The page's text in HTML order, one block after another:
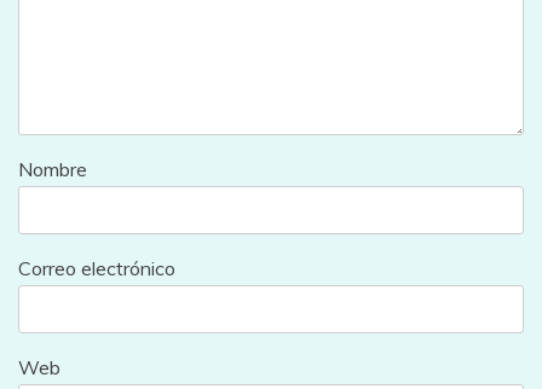
Nombre
Correo electrónico
Web